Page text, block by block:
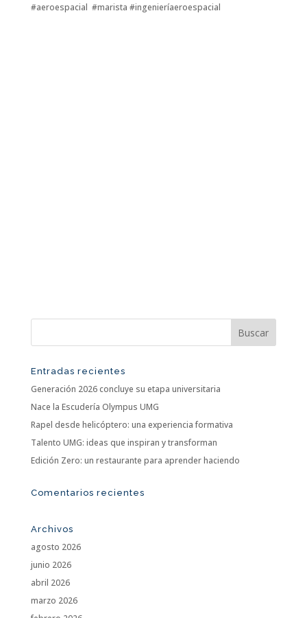
#aeroespacial #marista #ingenieríaeroespacial
Entradas recientes
Generación 2026 concluye su etapa universitaria
Nace la Escudería Olympus UMG
Rapel desde helicóptero: una experiencia formativa
Talento UMG: ideas que inspiran y transforman
Edición Zero: un restaurante para aprender haciendo
Comentarios recientes
Archivos
agosto 2026
junio 2026
abril 2026
marzo 2026